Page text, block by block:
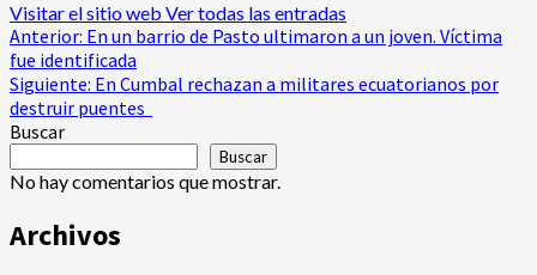
Visitar el sitio web Ver todas las entradas
Navegación
de
entradas
Anterior: En un barrio de Pasto ultimaron a un joven. Víctima
fue identificada
Siguiente: En Cumbal rechazan a militares ecuatorianos por
destruir puentes
Buscar
Buscar
No hay comentarios que mostrar.
Archivos